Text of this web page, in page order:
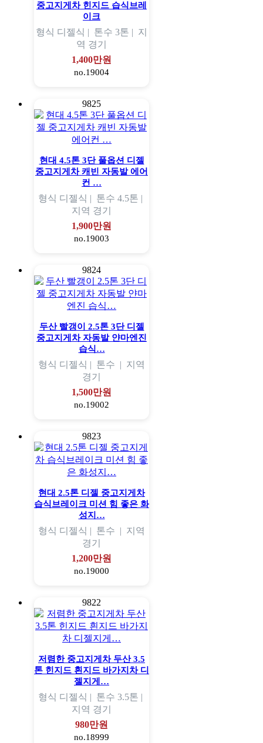
중고지게차 힌지드 습식브레
이크
형식 디젤식 | 톤수 3톤 | 지
역 경기
1,400만원
no.19004
9825
현대 4.5톤 3단 풀옵션 디젤
중고지게차 캐빈 자동발 에어
컨 …
형식 디젤식 | 톤수 4.5톤 |
지역 경기
1,900만원
no.19003
9824
두산 빨갱이 2.5톤 3단 디젤
중고지게차 자동발 얀마엔진
습식…
형식 디젤식 | 톤수 | 지역
경기
1,500만원
no.19002
9823
현대 2.5톤 디젤 중고지게차
습식브레이크 미션 힘 좋은 화
성지…
형식 디젤식 | 톤수 | 지역
경기
1,200만원
no.19000
9822
저렴한 중고지게차 두산 3.5
톤 힌지드 흰지드 바가지차 디
젤지게…
형식 디젤식 | 톤수 3.5톤 |
지역 경기
980만원
no.18999